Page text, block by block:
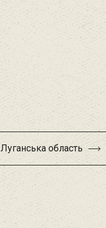
Луганська область